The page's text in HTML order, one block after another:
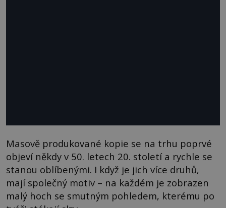
Masově produkované kopie se na trhu poprvé
objeví někdy v 50. letech 20. století a rychle se
stanou oblíbenými. I když je jich více druhů,
mají společný motiv – na každém je zobrazen
malý hoch se smutným pohledem, kterému po